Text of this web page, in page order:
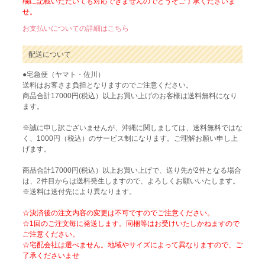
せ。
お支払いについての詳細はこちら
配送について
●宅急便（ヤマト・佐川）
送料はお客さま負担となりますのでご注意ください。
商品合計17000円(税込）以上お買い上げのお客様は送料無料になり
ます。
※誠に申し訳ございませんが、沖縄に関しましては、送料無料ではな
く、1000円（税込）のサービス制になります。ご理解お願い申し上
げます。
商品合計17000円(税込）以上お買い上げで、送り先が2件となる場合
は、2件目からは送料発生しますので、よろしくお願いいたします。
※送料は送付先により異なります。
☆決済後の注文内容の変更は不可ですのでご注意ください。
☆1回のご注文毎に発送します。同梱等はお受けいたしかねますので
ご注意ください。
☆宅配会社は選べません。地域やサイズによって異なりますので、ご
了承くださいませ